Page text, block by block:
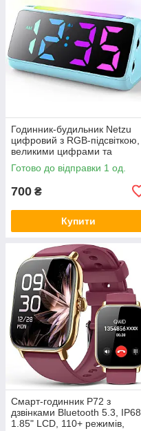
Годинник-будильник Netzu
цифровий з RGB-підсвіткою,
великими цифрами та
подвійним будильником,
Amazon
Готово до відправки 1 од.
700 ₴
Купити
Смарт-годинник P72 з
дзвінками Bluetooth 5.3, IP68,
1.85" LCD, 110+ режимів,